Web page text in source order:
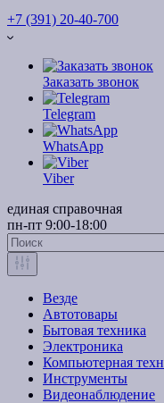
+7 (391) 20-40-700
Заказать звонок
Telegram
WhatsApp
Viber
единая справочная
пн-пт 9:00-18:00
Везде
Автотовары
Бытовая техника
Электроника
Компьютерная
Инструменты
Видеонаблюдение